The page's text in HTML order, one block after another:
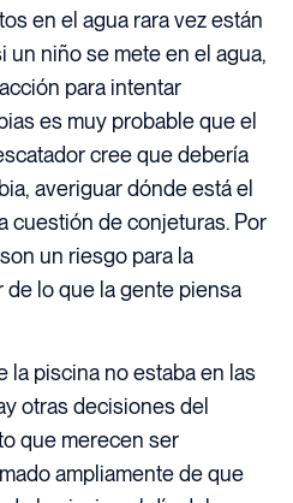
en el agua rara vez están
un niño se mete en el agua,
para intentar
es muy probable que el
cree que debería
averiguar dónde está el
cuestión de conjeturas. Por
un riesgo para la
lo que la gente piensa
la piscina no estaba en las
otras decisiones del
que merecen ser
ampliamente de que